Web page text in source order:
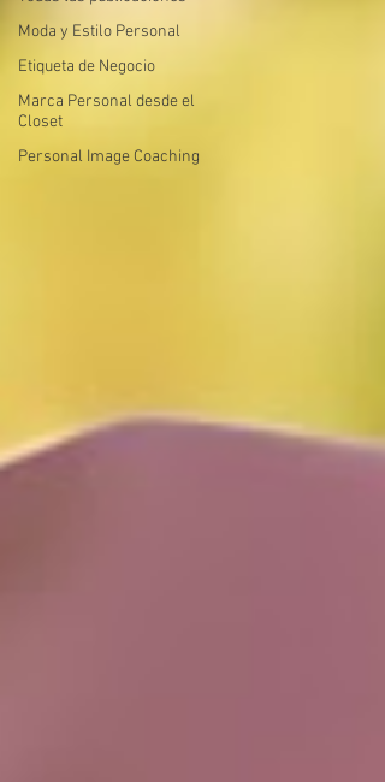
Moda y Estilo Personal
Etiqueta de Negocio
Marca Personal desde el
Closet
Personal Image Coaching